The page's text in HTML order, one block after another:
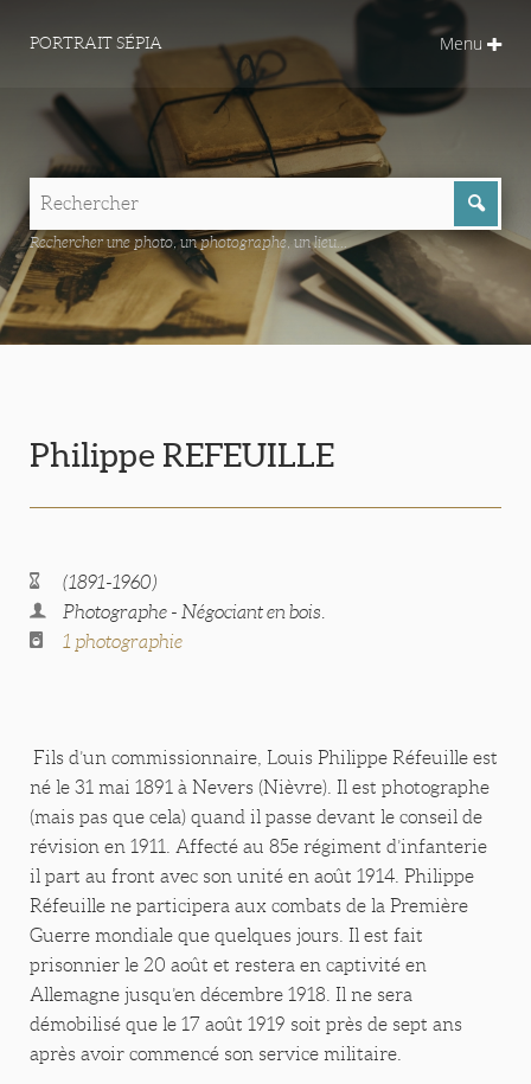
PORTRAIT SÉPIA Menu
Rechercher une photo, un photographe, un lieu...
Philippe REFEUILLE
(1891-1960)
Photographe - Négociant en bois.
1 photographie
Fils d’un commissionnaire, Louis Philippe Réfeuille est
né le 31 mai 1891 à Nevers (Nièvre). Il est photographe
(mais pas que cela) quand il passe devant le conseil de
révision en 1911. Affecté au 85e régiment d’infanterie
il part au front avec son unité en août 1914. Philippe
Réfeuille ne participera aux combats de la Première
Guerre mondiale que quelques jours. Il est fait
prisonnier le 20 août et restera en captivité en
Allemagne jusqu’en décembre 1918. Il ne sera
démobilisé que le 17 août 1919 soit près de sept ans
après avoir commencé son service militaire.